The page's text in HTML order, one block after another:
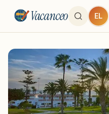
Vacanceo EL